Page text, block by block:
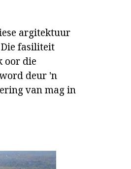
argitektuur
fasiliteit
oor die
deur 'n
van mag in